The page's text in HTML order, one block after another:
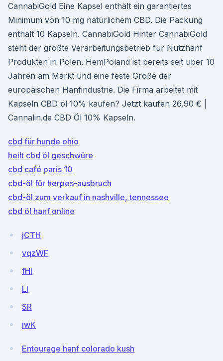
CannabiGold Eine Kapsel enthält ein garantiertes
Minimum von 10 mg natürlichem CBD. Die Packung
enthält 10 Kapseln. CannabiGold Hinter CannabiGold
steht der größte Verarbeitungsbetrieb für Nutzhanf
Produkten in Polen. HemPoland ist bereits seit über 10
Jahren am Markt und eine feste Größe der
europäischen Hanfindustrie. Die Firma arbeitet mit
Kapseln CBD öl 10% kaufen? Jetzt kaufen 26,90 € |
Cannalin.de CBD Öl 10% Kapseln.
cbd für hunde ohio
heilt cbd öl geschwüre
cbd café paris 10
cbd-öl für herpes-ausbruch
cbd-öl zum verkauf in nashville, tennessee
cbd öl hanf online
jCTH
vqzWF
fHI
LI
SR
iwK
Entourage hanf colorado kush